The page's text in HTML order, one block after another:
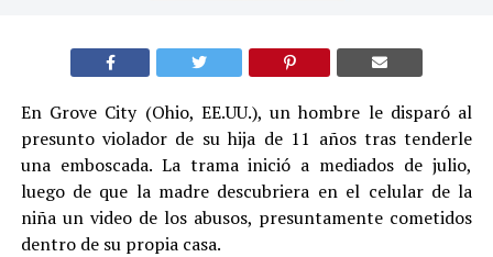
En Grove City (Ohio, EE.UU.), un hombre le disparó al
presunto violador de su hija de 11 años tras tenderle
una emboscada. La trama inició a mediados de julio,
luego de que la madre descubriera en el celular de la
niña un video de los abusos, presuntamente cometidos
dentro de su propia casa.